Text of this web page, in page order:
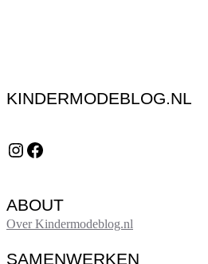
KINDERMODEBLOG.NL
Instagram Facebook
ABOUT
Over Kindermodeblog.nl
SAMENWERKEN